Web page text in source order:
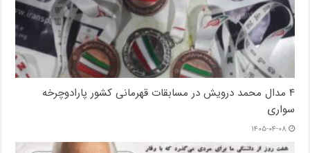
۴ مدال محمد درویش در مسابقات قهرمانی کشور پارادوچرخه
سواری
۱۴۰۵-۰۴-۰۸